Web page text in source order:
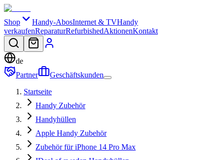
Shop Handy-AbosInternet & TVHandy
verkaufenReparaturRefurbishedAktionenKontakt
de
Partner
Geschäftskunden
Startseite
Handy Zubehör
Handyhüllen
Apple Handy Zubehör
Zubehör für iPhone 14 Pro Max